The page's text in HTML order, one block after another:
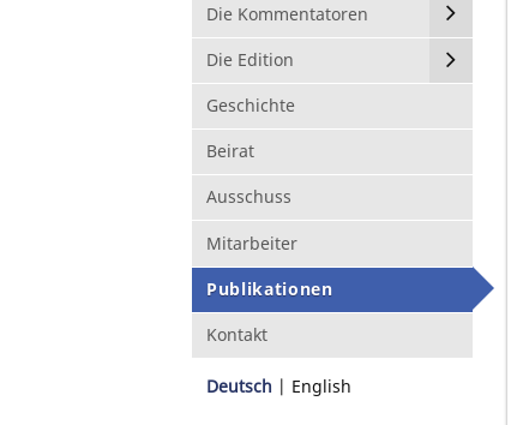
Die Kommentatoren
Die Edition
Geschichte
Beirat
Ausschuss
Mitarbeiter
Publikationen
Kontakt
Deutsch English